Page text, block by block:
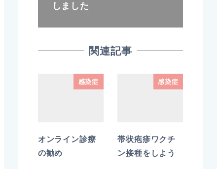
しました
関連記事
感染症
オンライン診療
の勧め
感染症
帯状疱疹ワクチ
ン接種をしよう